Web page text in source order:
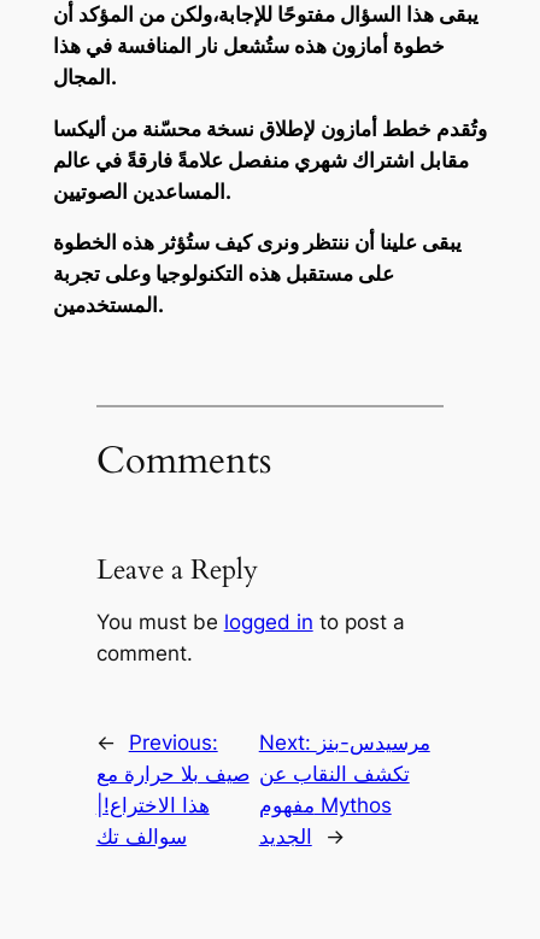
يبقى هذا السؤال مفتوحًا للإجابة،ولكن من المؤكد أن
خطوة أمازون هذه ستُشعل نار المنافسة في هذا
المجال.
وتُقدم خطط أمازون لإطلاق نسخة محسّنة من أليكسا
مقابل اشتراك شهري منفصل علامةً فارقةً في عالم
المساعدين الصوتيين.
يبقى علينا أن ننتظر ونرى كيف ستُؤثر هذه الخطوة
على مستقبل هذه التكنولوجيا وعلى تجربة
المستخدمين.
Comments
Leave a Reply
You must be logged in to post a
comment.
←
Previous:
صيف بلا حرارة مع
هذا الاختراع!|
سوالف تك
Next: مرسيدس-بنز
تكشف النقاب عن
مفهوم Mythos
الجديد
→